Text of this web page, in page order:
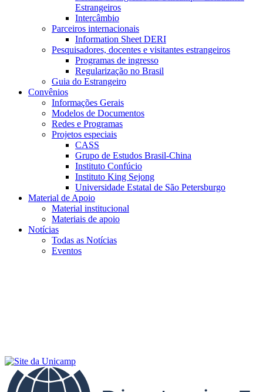
Estrangeiros
Intercâmbio
Parceiros internacionais
Information Sheet DERI
Pesquisadores, docentes e visitantes estrangeiros
Programas de ingresso
Regularização no Brasil
Guia do Estrangeiro
Convênios
Informações Gerais
Modelos de Documentos
Redes e Programas
Projetos especiais
CASS
Grupo de Estudos Brasil-China
Instituto Confúcio
Instituto King Sejong
Universidade Estatal de São Petersburgo
Material de Apoio
Material institucional
Materiais de apoio
Notícias
Todas as Notícias
Eventos